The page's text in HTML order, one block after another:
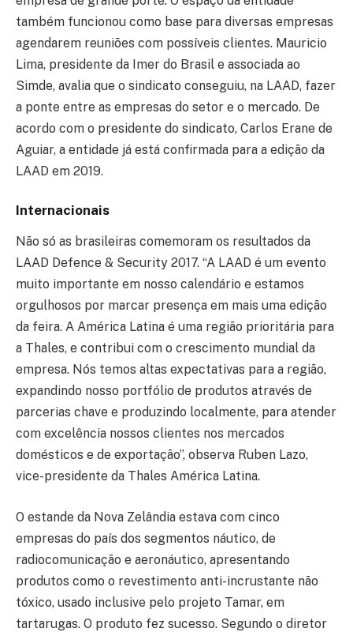
também funcionou como base para diversas empresas
agendarem reuniões com possíveis clientes. Mauricio
Lima, presidente da Imer do Brasil e associada ao
Simde, avalia que o sindicato conseguiu, na LAAD, fazer
a ponte entre as empresas do setor e o mercado. De
acordo com o presidente do sindicato, Carlos Erane de
Aguiar, a entidade já está confirmada para a edição da
LAAD em 2019.
Internacionais
Não só as brasileiras comemoram os resultados da
LAAD Defence & Security 2017. “A LAAD é um evento
muito importante em nosso calendário e estamos
orgulhosos por marcar presença em mais uma edição
da feira. A América Latina é uma região prioritária para
a Thales, e contribui com o crescimento mundial da
empresa. Nós temos altas expectativas para a região,
expandindo nosso portfólio de produtos através de
parcerias chave e produzindo localmente, para atender
com excelência nossos clientes nos mercados
domésticos e de exportação”, observa Ruben Lazo,
vice-presidente da Thales América Latina.
O estande da Nova Zelândia estava com cinco
empresas do país dos segmentos náutico, de
radiocomunicação e aeronáutico, apresentando
produtos como o revestimento anti-incrustante não
tóxico, usado inclusive pelo projeto Tamar, em
tartarugas. O produto fez sucesso. Segundo o diretor